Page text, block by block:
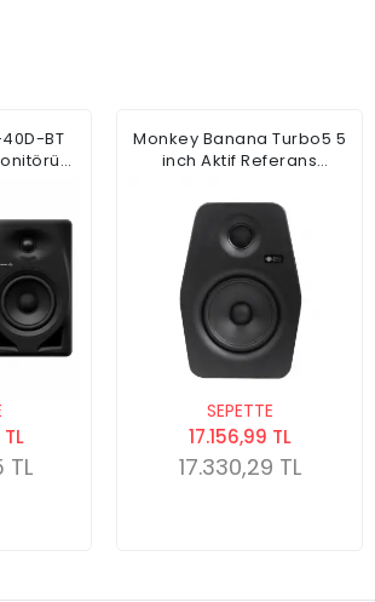
BT
TL
Monkey Banana Turbo5 5
inch Aktif Referans
SEPETTE
17.156,99 TL
17.330,29 TL